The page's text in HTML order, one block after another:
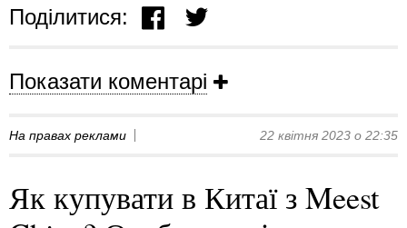
Поділитися:
Показати коментарі
На правах реклами 22 квітня 2023 о 22:35
Як купувати в Китаї з Meest